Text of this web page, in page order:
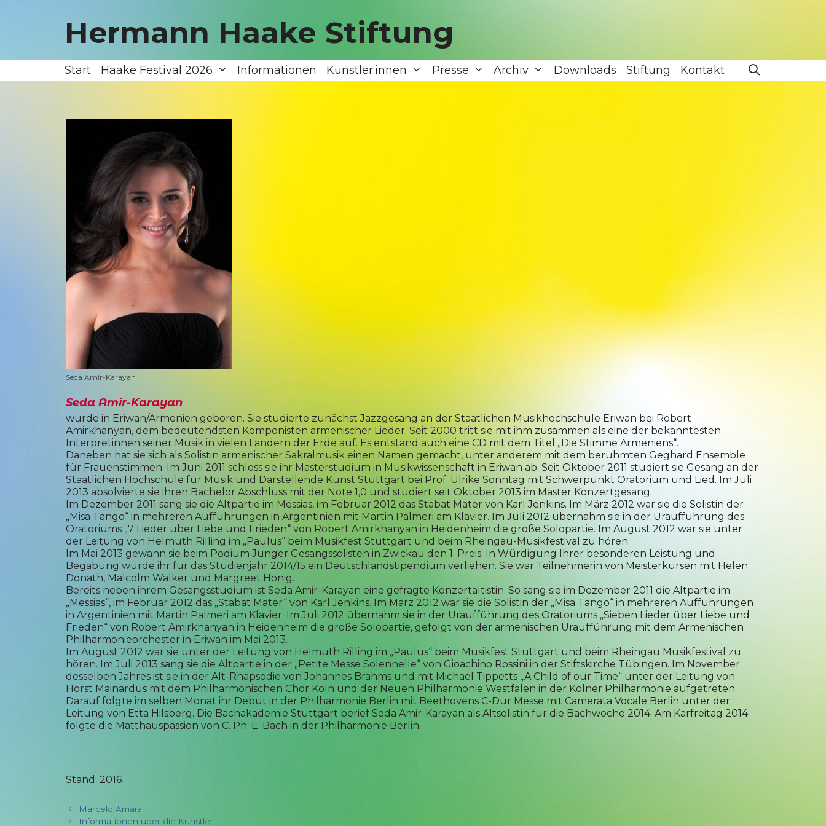
Hermann Haake Stiftung
Start Haake Festival 2026 Informationen Künstler:innen Presse Archiv Downloads Stiftung Kontakt
Seda Amir-Karayan
Seda Amir-Karayan
wurde in Eriwan/Armenien geboren. Sie studierte zunächst Jazzgesang an der Staatlichen Musikhochschule Eriwan bei Robert
Amirkhanyan, dem bedeutendsten Komponisten armenischer Lieder. Seit 2000 tritt sie mit ihm zusammen als eine der bekanntesten
Interpretinnen seiner Musik in vielen Ländern der Erde auf. Es entstand auch eine CD mit dem Titel „Die Stimme Armeniens“.
Daneben hat sie sich als Solistin armenischer Sakralmusik einen Namen gemacht, unter anderem mit dem berühmten Geghard Ensemble
für Frauenstimmen. Im Juni 2011 schloss sie ihr Masterstudium in Musikwissenschaft in Eriwan ab. Seit Oktober 2011 studiert sie Gesang an der
Staatlichen Hochschule für Musik und Darstellende Kunst Stuttgart bei Prof. Ulrike Sonntag mit Schwerpunkt Oratorium und Lied. Im Juli
2013 absolvierte sie ihren Bachelor Abschluss mit der Note 1,0 und studiert seit Oktober 2013 im Master Konzertgesang.
Im Dezember 2011 sang sie die Altpartie im Messias, im Februar 2012 das Stabat Mater von Karl Jenkins. Im März 2012 war sie die Solistin der
„Misa Tango“ in mehreren Aufführungen in Argentinien mit Martin Palmeri am Klavier. Im Juli 2012 übernahm sie in der Uraufführung des
Oratoriums „7 Lieder über Liebe und Frieden“ von Robert Amirkhanyan in Heidenheim die große Solopartie. Im August 2012 war sie unter
der Leitung von Helmuth Rilling im „Paulus“ beim Musikfest Stuttgart und beim Rheingau-Musikfestival zu hören.
Im Mai 2013 gewann sie beim Podium Junger Gesangssolisten in Zwickau den 1. Preis. In Würdigung Ihrer besonderen Leistung und
Begabung wurde ihr für das Studienjahr 2014/15 ein Deutschlandstipendium verliehen. Sie war Teilnehmerin von Meisterkursen mit Helen
Donath, Malcolm Walker und Margreet Honig.
Bereits neben ihrem Gesangsstudium ist Seda Amir-Karayan eine gefragte Konzertaltistin. So sang sie im Dezember 2011 die Altpartie im
„Messias“, im Februar 2012 das „Stabat Mater“ von Karl Jenkins. Im März 2012 war sie die Solistin der „Misa Tango“ in mehreren Aufführungen
in Argentinien mit Martin Palmeri am Klavier. Im Juli 2012 übernahm sie in der Uraufführung des Oratoriums „Sieben Lieder über Liebe und
Frieden“ von Robert Amirkhanyan in Heidenheim die große Solopartie, gefolgt von der armenischen Uraufführung mit dem Armenischen
Philharmonieorchester in Eriwan im Mai 2013.
Im August 2012 war sie unter der Leitung von Helmuth Rilling im „Paulus“ beim Musikfest Stuttgart und beim Rheingau Musikfestival zu
hören. Im Juli 2013 sang sie die Altpartie in der „Petite Messe Solennelle“ von Gioachino Rossini in der Stiftskirche Tübingen. Im November
desselben Jahres ist sie in der Alt-Rhapsodie von Johannes Brahms und mit Michael Tippetts „A Child of our Time“ unter der Leitung von
Horst Mainardus mit dem Philharmonischen Chor Köln und der Neuen Philharmonie Westfalen in der Kölner Philharmonie aufgetreten.
Darauf folgte im selben Monat ihr Debut in der Philharmonie Berlin mit Beethovens C-Dur Messe mit Camerata Vocale Berlin unter der
Leitung von Etta Hilsberg. Die Bachakademie Stuttgart berief Seda Amir-Karayan als Altsolistin für die Bachwoche 2014. Am Karfreitag 2014
folgte die Matthäuspassion von C. Ph. E. Bach in der Philharmonie Berlin.
Stand: 2016
Marcelo Amaral
Informationen über die Künstler